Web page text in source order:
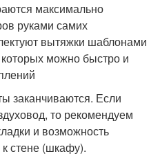
максимально
руками самих
вытяжки шаблонами
можно быстро и
заканчиваются. Если
то рекомендуем
и возможность
стене (шкафу).